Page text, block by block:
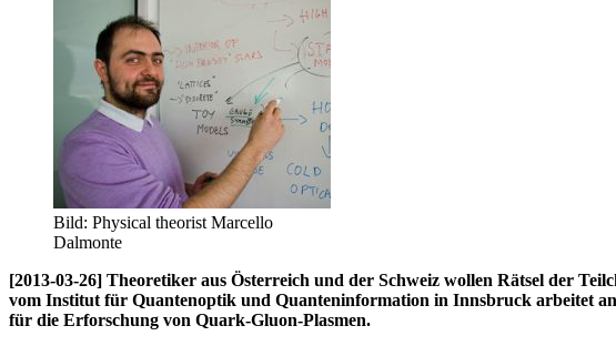
Bild: Physical theorist Marcello
Dalmonte
[2013-03-26] Theoretiker aus Österreich und der Schweiz wollen Rätsel der
vom Institut für Quantenoptik und Quanteninformation in Innsbruck arbeitet
für die Erforschung von Quark-Gluon-Plasmen.